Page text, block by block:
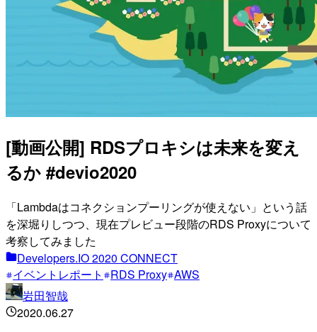
[動画公開] RDSプロキシは未来を変え
るか #devio2020
「Lambdaはコネクションプーリングが使えない」という話
を深堀りしつつ、現在プレビュー段階のRDS Proxyについて
考察してみました
Developers.IO 2020 CONNECT
イベントレポート
RDS Proxy AWS
岩田智哉
2020.06.27